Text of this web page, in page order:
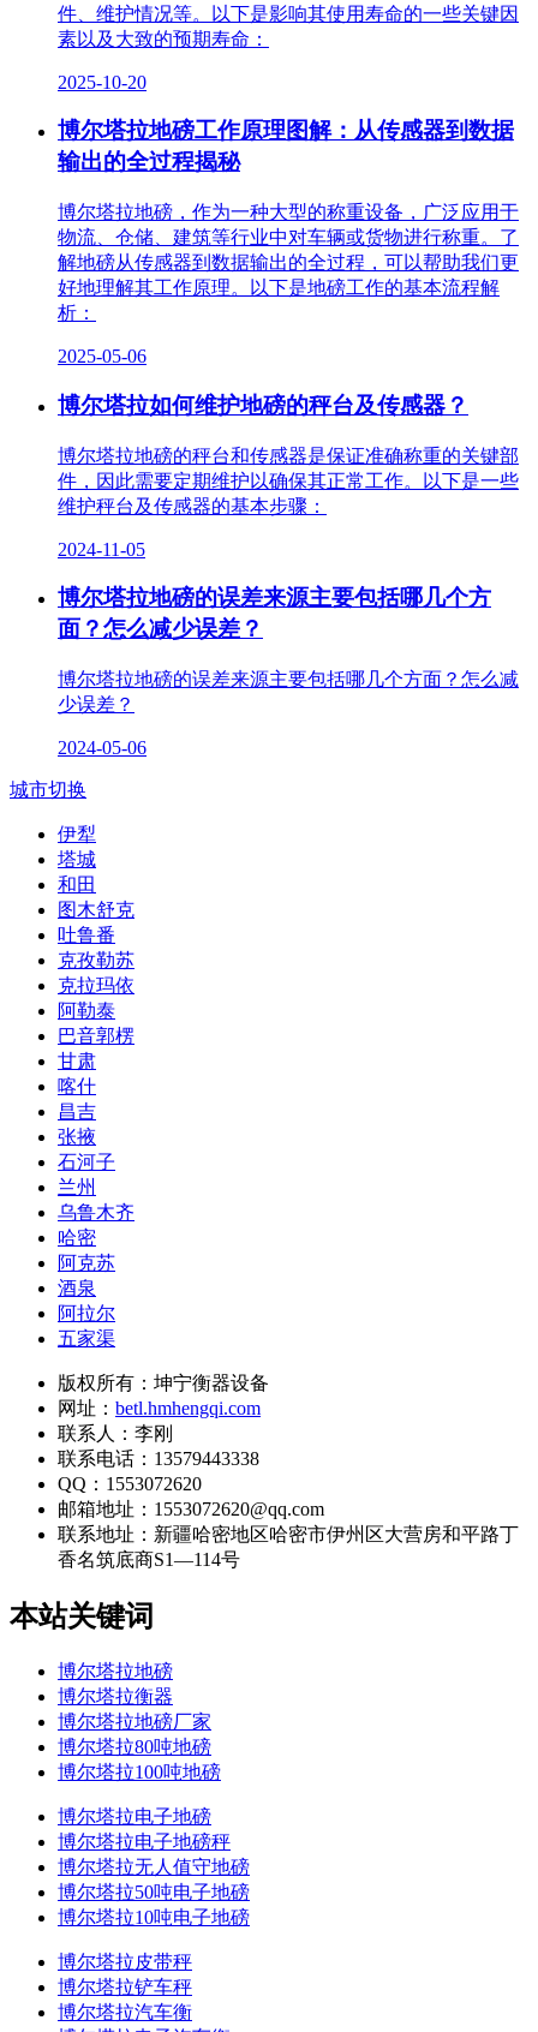
件、维护情况等。以下是影响其使用寿命的一些关键因
素以及大致的预期寿命：
2025-10-20
博尔塔拉地磅工作原理图解：从传感器到数据
输出的全过程揭秘
博尔塔拉地磅，作为一种大型的称重设备，广泛应用于
物流、仓储、建筑等行业中对车辆或货物进行称重。了
解地磅从传感器到数据输出的全过程，可以帮助我们更
好地理解其工作原理。以下是地磅工作的基本流程解
析：
2025-05-06
博尔塔拉如何维护地磅的秤台及传感器？
博尔塔拉地磅的秤台和传感器是保证准确称重的关键部
件，因此需要定期维护以确保其正常工作。以下是一些
维护秤台及传感器的基本步骤：
2024-11-05
博尔塔拉地磅的误差来源主要包括哪几个方
面？怎么减少误差？
博尔塔拉地磅的误差来源主要包括哪几个方面？怎么减
少误差？
2024-05-06
城市切换
伊犁
塔城
和田
图木舒克
吐鲁番
克孜勒苏
克拉玛依
阿勒泰
巴音郭楞
甘肃
喀什
昌吉
张掖
石河子
兰州
乌鲁木齐
哈密
阿克苏
酒泉
阿拉尔
五家渠
版权所有：坤宁衡器设备
网址： betl.hmhengqi.com
联系人：李刚
联系电话：13579443338
QQ：1553072620
邮箱地址：1553072620@qq.com
联系地址： 新疆哈密地区哈密市伊州区大营房和平路丁
香名筑底商S1—114号
本站关键词
博尔塔拉地磅
博尔塔拉衡器
博尔塔拉地磅厂家
博尔塔拉80吨地磅
博尔塔拉100吨地磅
博尔塔拉电子地磅
博尔塔拉电子地磅秤
博尔塔拉无人值守地磅
博尔塔拉50吨电子地磅
博尔塔拉10吨电子地磅
博尔塔拉皮带秤
博尔塔拉铲车秤
博尔塔拉汽车衡